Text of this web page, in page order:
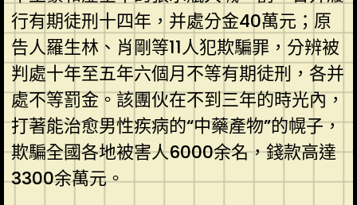
行有期徒刑十四年，并處分金40萬元；原
告人羅生林、肖剛等11人犯欺騙罪，分辨被
判處十年至五年六個月不等有期徒刑，各并
處不等罰金。該團伙在不到三年的時光內，
打著能治愈男性疾病的“中藥產物”的幌子，
欺騙全國各地被害人6000余名，錢款高達
3300余萬元。